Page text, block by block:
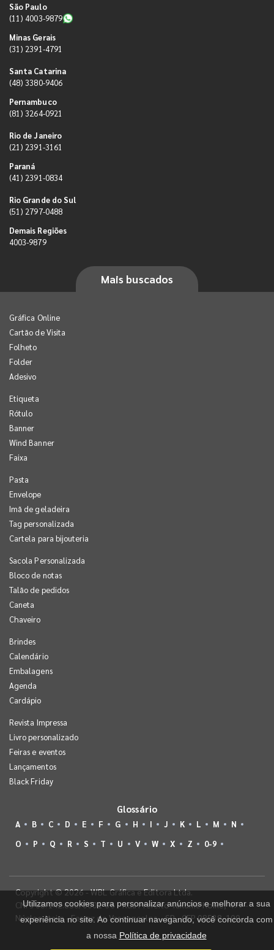
São Paulo
(11) 4003-9879
Minas Gerais
(31) 2391-4791
Santa Catarina
(48) 3380-9406
Pernambuco
(81) 3264-0921
Rio de Janeiro
(21) 2391-3161
Paraná
(41) 2391-0834
Rio Grande do Sul
(51) 2797-0488
Demais Regiões
4003-9879
Mais buscados
Gráfica Online
Cartão de Visita
Folheto
Folder
Adesivo
Etiqueta
Rótulo
Banner
Wind Banner
Faixa
Pasta
Envelope
Imã de geladeira
Tag personalizada
Cartela para bijouteria
Sacola Personalizada
Bloco de notas
Talão de pedidos
Caneta
Chaveiro
Brindes
Calendário
Embalagens
Agenda
Cardápio
Revista Impressa
Livro personalizado
Feiras e eventos
Lançamentos
Black Friday
Glossário
A B C D E F G H I J K L M
N
O
P Q R S T U V W X Z 0-9
Copyright © 2026 - WBL Gráfica e Editora Ltda.
CNPJ 08.142.850/0001-36 - Rua Prefeito Takume Koike, 499 -
Núcleo Itaim - Ferraz de Vasconcelos - SP - CEP 08538-100
Utilizamos cookies para personalizar anúncios e melhorar a sua
experiência no site. Ao continuar navegando, você concorda com
a nossa Política de privacidade